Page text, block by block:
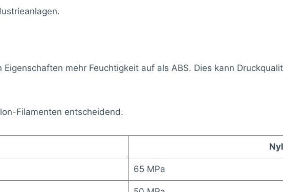
mehr Feuchtigkeit auf als ABS. Dies kann
Filamenten entscheidend.
65 MPa